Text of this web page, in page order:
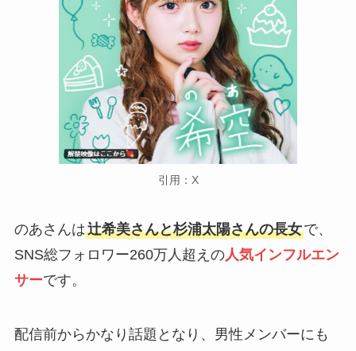
引用：X
のあさんは辻希美さんと杉浦太陽さんの長女で、
SNS総フォロワー260万人超えの人気インフルエン
サーです。
配信前からかなり話題となり、男性メンバーにも